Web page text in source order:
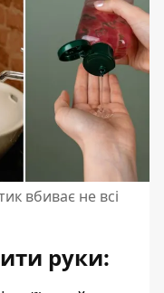
вбиває не всі
руки: